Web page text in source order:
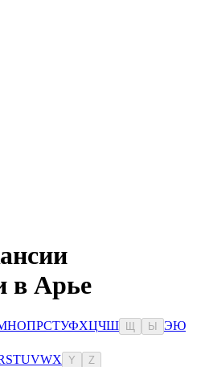
в Арье
НОПРСТУФХЦЧШ Ы ЭЮ
STUVWX Y Z